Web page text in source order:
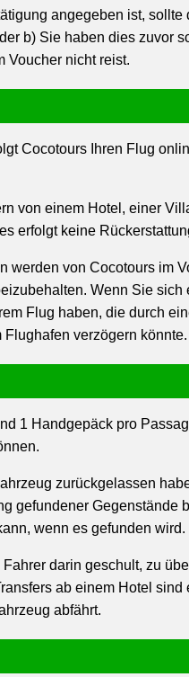
angegeben ist,
b) Sie haben dies zuvor
Voucher nicht reist.
Cocotours Ihren Flug
von einem Hotel, einer
erfolgt keine
werden von Cocotours im
Wenn Sie
Flug haben, die durch
verzögern könnte.
1 Handgepäck pro
zurückgelassen
gefundener
wenn es gefunden wird.
darin geschult, zu
ab einem Hotel
abfährt.